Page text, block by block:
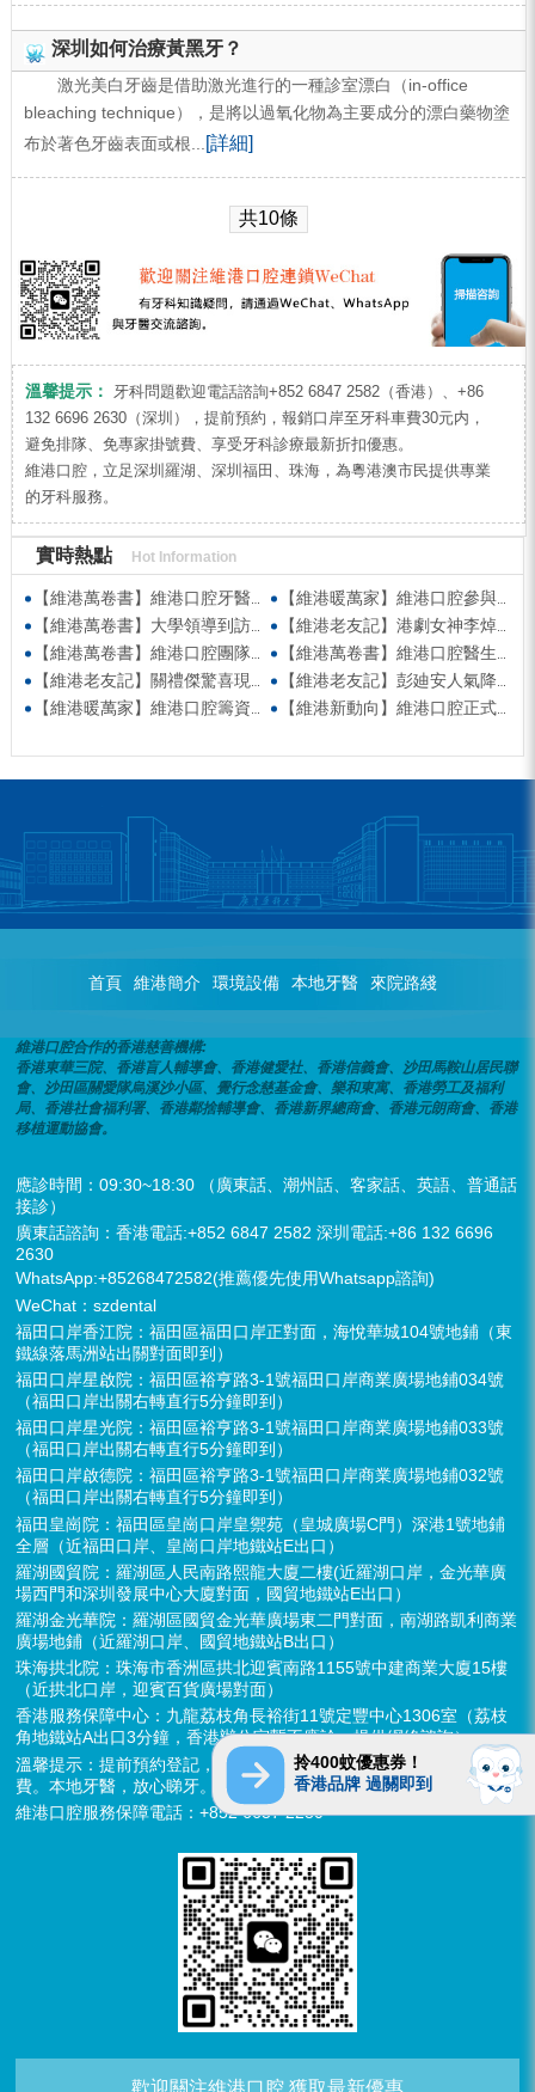
深圳如何治療黃黑牙？
激光美白牙齒是借助激光進行的一種診室漂白（in-office
bleaching technique），是將以過氧化物為主要成分的漂白藥物塗
布於著色牙齒表面或根...
[詳細]
共10條
溫馨提示：
牙科問題歡迎電話諮詢+852 6847 2582（香港）、+86
132 6696 2630（深圳），提前預約，報銷口岸至牙科車費30元内，
避免排隊、免專家掛號費、享受牙科診療最新折扣優惠。
維港口腔，立足深圳羅湖、深圳福田、珠海，為粵港澳市民提供專業
的牙科服務。
實時熱點 Hot Information
【維港萬卷書】維港口腔牙醫團隊受邀參與「數字化顯微美學」學術交流 以顯微級細膩雕琢自信笑容
【維港暖萬家】維港口腔參與福田口岸社區公益活動 守護街坊健康笑容
【維港萬卷書】大學領導到訪維港口腔參觀交流 高度讚賞院感消毒與規範化管理
【維港老友記】港劇女神李焯寧現身維港口腔擔任一日店長，分享護牙心得
【維港萬卷書】維港口腔團隊走進香港書展 感受閱讀力量拓寬專業視野
【維港萬卷書】維港口腔醫生團隊受邀參與美國登士柏西諾德專題研討 聚焦無牙頜種植修復前沿策略
【維港老友記】關禮傑驚喜現身維港口腔出任明星一日CEO 即場演繹同分享經驗！
【維港老友記】彭廸安人氣降臨維港口腔任明星一日店長 勁歌熱舞快閃表演點燃全場！
【維港暖萬家】維港口腔籌資捐款援助廣西洪澇災區 攜手香港廣西南寧同鄉會共獻愛心
【維港新動向】維港口腔正式獲聘為「羅湖區社會醫療機構行業協會監事單位」
首頁 維港簡介 環境設備 本地牙醫 來院路綫
維港口腔合作的香港慈善機構:
香港東華三院、香港盲人輔導會、香港健愛社、香港信義會、沙田馬鞍山居民聯
會、沙田區關愛隊烏溪沙小區、覺行念慈基金會、樂和東寓、香港勞工及福利
局、香港社會福利署、香港鄰捨輔導會、香港新界總商會、香港元朗商會、香港
移植運動協會。
應診時間：09:30~18:30 （廣東話、潮州話、客家話、英語、普通話
接診）
廣東話諮詢：香港電話:+852 6847 2582 深圳電話:+86 132 6696
2630
WhatsApp:+85268472582(推薦優先使用Whatsapp諮詢)
WeChat：szdental
福田口岸香江院：福田區福田口岸正對面，海悅華城104號地鋪（東
鐵線落馬洲站出關對面即到）
福田口岸星啟院：福田區裕亨路3-1號福田口岸商業廣場地鋪034號
（福田口岸出關右轉直行5分鐘即到）
福田口岸星光院：福田區裕亨路3-1號福田口岸商業廣場地鋪033號
（福田口岸出關右轉直行5分鐘即到）
福田口岸啟德院：福田區裕亨路3-1號福田口岸商業廣場地鋪032號
（福田口岸出關右轉直行5分鐘即到）
福田皇崗院：福田區皇崗口岸皇禦苑（皇城廣場C門）深港1號地鋪
全層（近福田口岸、皇崗口岸地鐵站E出口）
羅湖國貿院：羅湖區人民南路熙龍大廈二樓(近羅湖口岸，金光華廣
場西門和深圳發展中心大廈對面，國貿地鐵站E出口）
羅湖金光華院：羅湖區國貿金光華廣場東二門對面，南湖路凱利商業
廣場地鋪（近羅湖口岸、國貿地鐵站B出口）
珠海拱北院：珠海市香洲區拱北迎賓南路1155號中建商業大廈15樓
（近拱北口岸，迎賓百貨廣場對面）
香港服務保障中心：九龍荔枝角長裕街11號定豐中心1306室（荔枝
角地鐵站A出口3分鐘，香港辦公室暫不應診，提供網絡諮詢）
溫馨提示：提前預約登記，X-ray、CT院內檢查免費，3D數字掃描免
費。本地牙醫，放心睇牙。另有速遞代收存放服務。
維港口腔服務保障電話：+852 6637 2280
拎400蚊優惠券！
香港品牌 過關即到